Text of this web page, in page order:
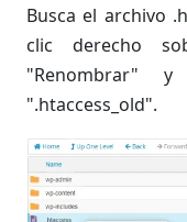
Busca el archivo
clic derecho
"Renombrar"
".htaccess_old".